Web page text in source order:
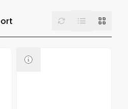
Reset List Grid